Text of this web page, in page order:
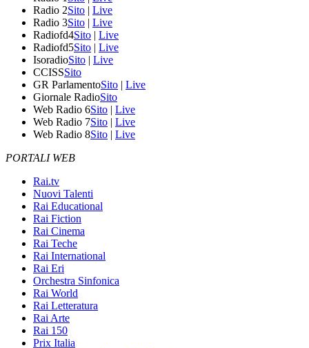
Radio 2Sito | Live
Radio 3Sito | Live
Radiofd4Sito | Live
Radiofd5Sito | Live
IsoradioSito | Live
CCISSSito
GR ParlamentoSito | Live
Giornale RadioSito
Web Radio 6Sito | Live
Web Radio 7Sito | Live
Web Radio 8Sito | Live
PORTALI WEB
Rai.tv
Nuovi Talenti
Rai Educational
Rai Fiction
Rai Cinema
Rai Teche
Rai International
Rai Eri
Orchestra Sinfonica
Rai World
Rai Letteratura
Rai Arte
Rai 150
Prix Italia